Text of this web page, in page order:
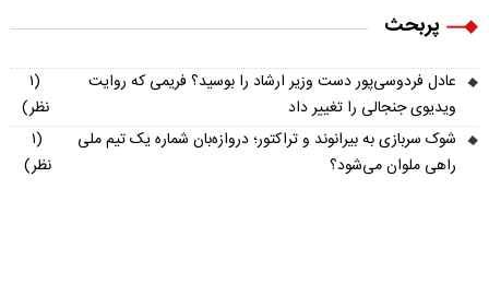
پربحث
عادل فردوسی‌پور دست وزیر ارشاد را بوسید؟ فریمی که روایت
ویدیوی جنجالی را تغییر داد
(۱
نظر)
شوک سربازی به بیرانوند و تراکتور؛ دروازه‌بان شماره یک تیم ملی
راهی ملوان می‌شود؟
(۱
نظر)